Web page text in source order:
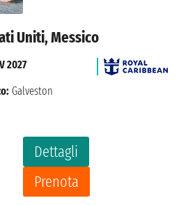
Uniti, Messico
Dettagli
Prenota
2027
Galveston